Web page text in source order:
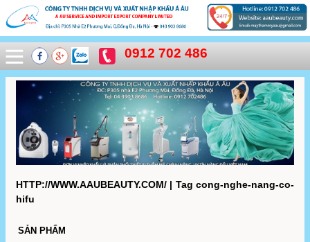
0912 702 486
HTTP://WWW.AAUBEAUTY.COM/ | Tag cong-nghe-nang-co-
hifu
SẢN PHẨM